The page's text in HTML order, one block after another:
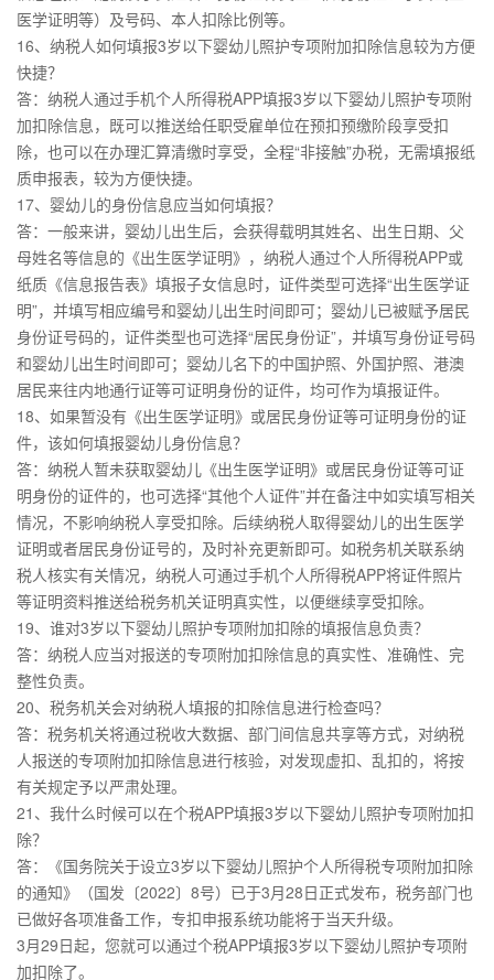
医学证明等）及号码、本人扣除比例等。
16、纳税人如何填报3岁以下婴幼儿照护专项附加扣除信息较为方便
快捷？
答：纳税人通过手机个人所得税APP填报3岁以下婴幼儿照护专项附
加扣除信息，既可以推送给任职受雇单位在预扣预缴阶段享受扣
除，也可以在办理汇算清缴时享受，全程“非接触”办税，无需填报纸
质申报表，较为方便快捷。
17、婴幼儿的身份信息应当如何填报？
答：一般来讲，婴幼儿出生后，会获得载明其姓名、出生日期、父
母姓名等信息的《出生医学证明》，纳税人通过个人所得税APP或
纸质《信息报告表》填报子女信息时，证件类型可选择“出生医学证
明”，并填写相应编号和婴幼儿出生时间即可；婴幼儿已被赋予居民
身份证号码的，证件类型也可选择“居民身份证”，并填写身份证号码
和婴幼儿出生时间即可；婴幼儿名下的中国护照、外国护照、港澳
居民来往内地通行证等可证明身份的证件，均可作为填报证件。
18、如果暂没有《出生医学证明》或居民身份证等可证明身份的证
件，该如何填报婴幼儿身份信息？
答：纳税人暂未获取婴幼儿《出生医学证明》或居民身份证等可证
明身份的证件的，也可选择“其他个人证件”并在备注中如实填写相关
情况，不影响纳税人享受扣除。后续纳税人取得婴幼儿的出生医学
证明或者居民身份证号的，及时补充更新即可。如税务机关联系纳
税人核实有关情况，纳税人可通过手机个人所得税APP将证件照片
等证明资料推送给税务机关证明真实性，以便继续享受扣除。
19、谁对3岁以下婴幼儿照护专项附加扣除的填报信息负责？
答：纳税人应当对报送的专项附加扣除信息的真实性、准确性、完
整性负责。
20、税务机关会对纳税人填报的扣除信息进行检查吗？
答：税务机关将通过税收大数据、部门间信息共享等方式，对纳税
人报送的专项附加扣除信息进行核验，对发现虚扣、乱扣的，将按
有关规定予以严肃处理。
21、我什么时候可以在个税APP填报3岁以下婴幼儿照护专项附加扣
除？
答：《国务院关于设立3岁以下婴幼儿照护个人所得税专项附加扣除
的通知》（国发〔2022〕8号）已于3月28日正式发布，税务部门也
已做好各项准备工作，专扣申报系统功能将于当天升级。
3月29日起，您就可以通过个税APP填报3岁以下婴幼儿照护专项附
加扣除了。